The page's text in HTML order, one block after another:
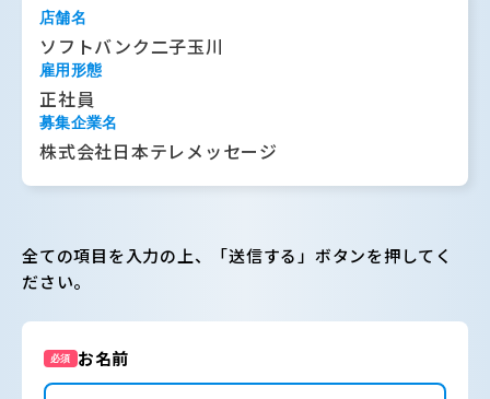
店舗名
ソフトバンク二子玉川
雇用形態
正社員
募集企業名
株式会社日本テレメッセージ
全ての項目を入力の上、「送信する」ボタンを押してく
ださい。
必須 お名前